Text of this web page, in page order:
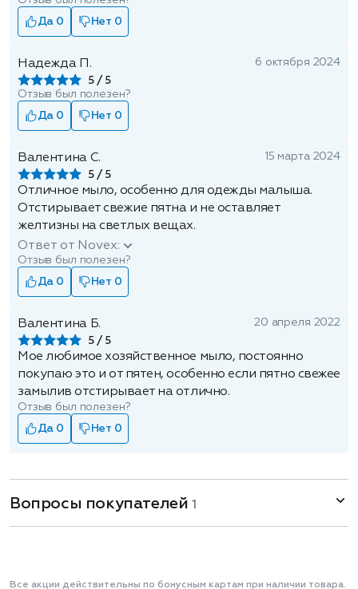
Да 0
Нет 0
Надежда П.
5
6 октября 2024
Отзыв был полезен?
Да 0
Нет 0
Валентина С.
5
15 марта 2024
Отличное мыло, особенно для одежды малыша.
Отстирывает свежие пятна и не оставляет
желтизны на светлых вещах.
Ответ от Novex:
Отзыв был полезен?
Да 0
Нет 0
Валентина Б.
5
20 апреля 2022
Мое любимое хозяйственное мыло, постоянно
покупаю это и от пятен, особенно если пятно свежее
замылив отстирывает на отлично.
Отзыв был полезен?
Да 0
Нет 0
Вопросы покупателей 1
Все акции действительны по бонусным картам при наличии товара.